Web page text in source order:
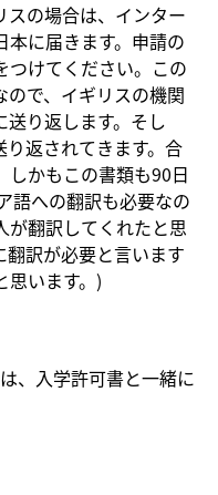
スの場合は、インター
に届きます。申請の
つけてください。この
で、イギリスの機関
り返します。そし
返されてきます。合
しかもこの書類も90日
語への翻訳も必要なの
が翻訳してくれたと思
翻訳が必要と言います
思います。)
、入学許可書と一緒に